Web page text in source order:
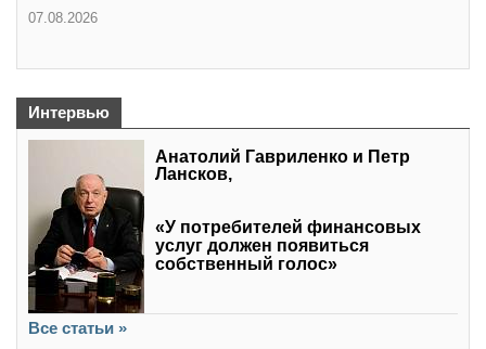
07.08.2026
Интервью
Анатолий Гавриленко и Петр
Лансков,
«У потребителей финансовых
услуг должен появиться
собственный голос»
Все статьи »